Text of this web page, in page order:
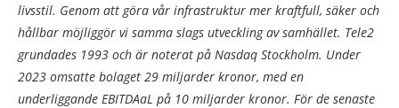
livsstil. Genom att göra vår infrastruktur mer kraftfull, säker och
hållbar möjliggör vi samma slags utveckling av samhället. Tele2
grundades 1993 och är noterat på Nasdaq Stockholm. Under
2023 omsatte bolaget 29 miljarder kronor, med en
underliggande EBITDAaL på 10 miljarder kronor. För de senaste